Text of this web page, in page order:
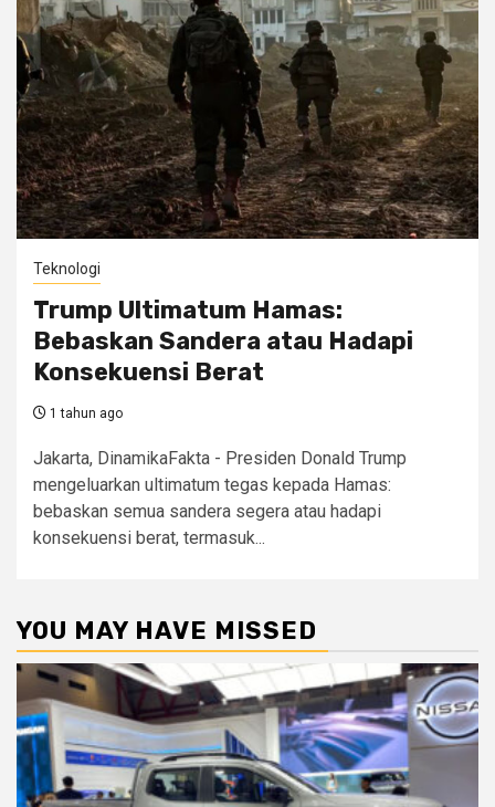
Teknologi
Trump Ultimatum Hamas:
Bebaskan Sandera atau Hadapi
Konsekuensi Berat
1 tahun ago
Jakarta, DinamikaFakta - Presiden Donald Trump
mengeluarkan ultimatum tegas kepada Hamas:
bebaskan semua sandera segera atau hadapi
konsekuensi berat, termasuk...
YOU MAY HAVE MISSED